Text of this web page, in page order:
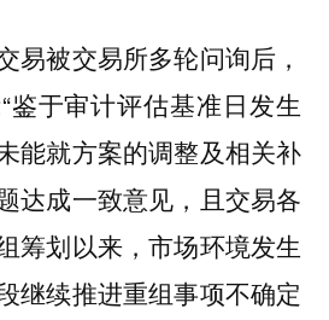
易被交易所多轮问询后，
鉴于审计评估基准日发生
能就方案的调整及相关补
达成一致意见，且交易各
筹划以来，市场环境发生
继续推进重组事项不确定